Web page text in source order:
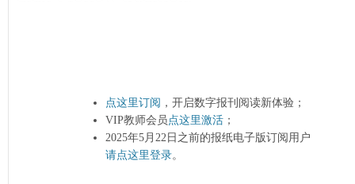
点这里订阅 ，开启数字报刊阅读新体验；
VIP教师会员点这里激活 ；
2025年5月22日之前的报纸电子版订阅用户
请点这里登录。